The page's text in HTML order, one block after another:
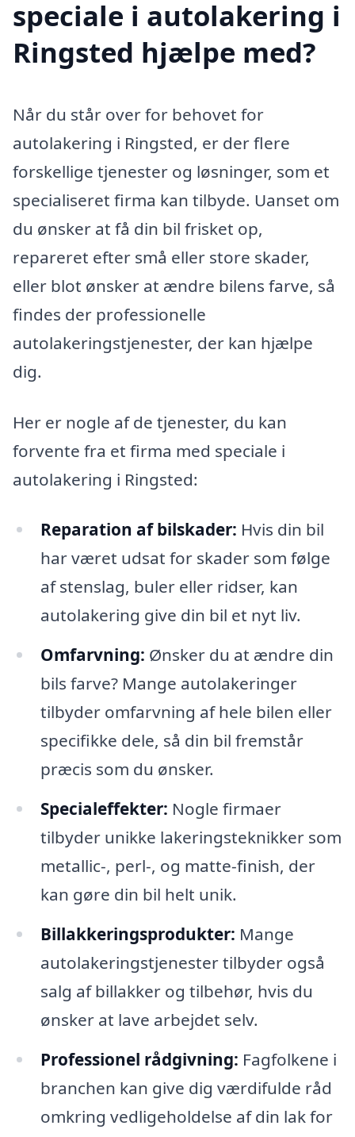
speciale i autolakering i
Ringsted hjælpe med?
Når du står over for behovet for
autolakering i Ringsted, er der flere
forskellige tjenester og løsninger, som et
specialiseret firma kan tilbyde. Uanset om
du ønsker at få din bil frisket op,
repareret efter små eller store skader,
eller blot ønsker at ændre bilens farve, så
findes der professionelle
autolakeringstjenester, der kan hjælpe
dig.
Her er nogle af de tjenester, du kan
forvente fra et firma med speciale i
autolakering i Ringsted:
Reparation af bilskader: Hvis din bil
har været udsat for skader som følge
af stenslag, buler eller ridser, kan
autolakering give din bil et nyt liv.
Omfarvning: Ønsker du at ændre din
bils farve? Mange autolakeringer
tilbyder omfarvning af hele bilen eller
specifikke dele, så din bil fremstår
præcis som du ønsker.
Specialeffekter: Nogle firmaer
tilbyder unikke lakeringsteknikker som
metallic-, perl-, og matte-finish, der
kan gøre din bil helt unik.
Billakkeringsprodukter: Mange
autolakeringstjenester tilbyder også
salg af billakker og tilbehør, hvis du
ønsker at lave arbejdet selv.
Professionel rådgivning: Fagfolkene i
branchen kan give dig værdifulde råd
omkring vedligeholdelse af din lak for